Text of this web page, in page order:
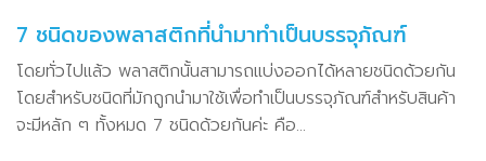
7 ชนิดของพลาสติกที่นำมาทำเป็นบรรจุภัณฑ์
โดยทั่วไปแล้ว พลาสติกนั้นสามารถแบ่งออกได้หลายชนิดด้วยกัน
โดยสำหรับชนิดที่มักถูกนำมาใช้เพื่อทำเป็นบรรจุภัณฑ์สำหรับสินค้า
จะมีหลัก ๆ ทั้งหมด 7 ชนิดด้วยกันค่ะ คือ…